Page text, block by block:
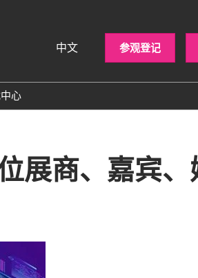
中文
English
参观登记
心
展商、嘉宾、